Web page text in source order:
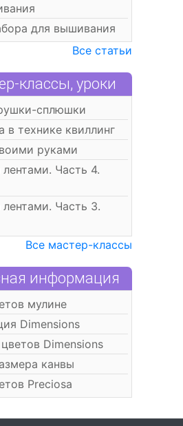
для вышивания
Все статьи
классы, уроки
сплюшки
в технике квиллинг
руками
Часть 4.
Часть 3.
Все мастер-классы
информация
мулине
Dimensions
Dimensions
канвы
Preciosa